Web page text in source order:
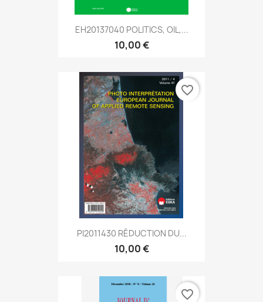
EH20137040 POLITICS, OIL,...
10,00 €
PI2011430 RÉDUCTION DU...
10,00 €
favorite_border
favorite_border